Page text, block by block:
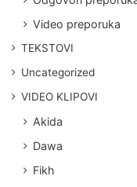
Video preporuka
TEKSTOVI
Uncategorized
VIDEO KLIPOVI
Akida
Dawa
Fikh